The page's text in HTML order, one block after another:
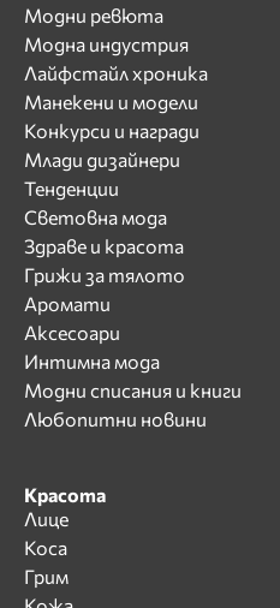
Модни ревюта
Модна индустрия
Лайфстайл хроника
Манекени и модели
Конкурси и награди
Млади дизайнери
Тенденции
Световна мода
Здраве и красота
Грижи за тялото
Аромати
Аксесоари
Интимна мода
Модни списания и книги
Любопитни новини
Красота
Лице
Коса
Грим